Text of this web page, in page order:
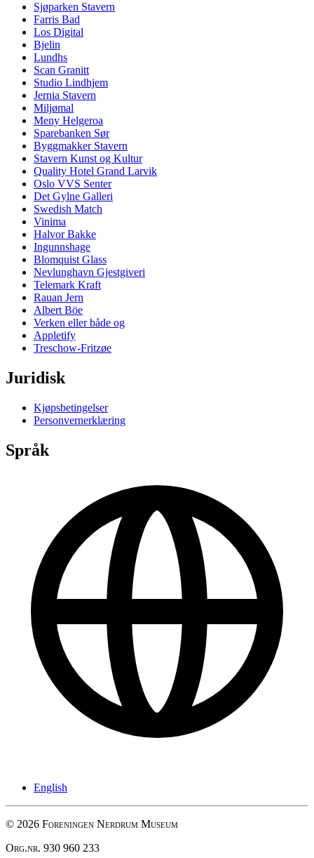
Sjøparken Stavern
Farris Bad
Los Digital
Bjelin
Lundhs
Scan Granitt
Studio Lindhjem
Jernia Stavern
Miljømal
Meny Helgeroa
Sparebanken Sør
Byggmakker Stavern
Stavern Kunst og Kultur
Quality Hotel Grand Larvik
Oslo VVS Senter
Det Gylne Galleri
Swedish Match
Vinima
Halvor Bakke
Ingunnshage
Blomquist Glass
Nevlunghavn Gjestgiveri
Telemark Kraft
Rauan Jern
Albert Böe
Verken eller både og
Appletify
Treschow-Fritzøe
Juridisk
Kjøpsbetingelser
Personvernerklæring
Språk
English
© 2026 Foreningen Nerdrum Museum
Org.nr. 930 960 233